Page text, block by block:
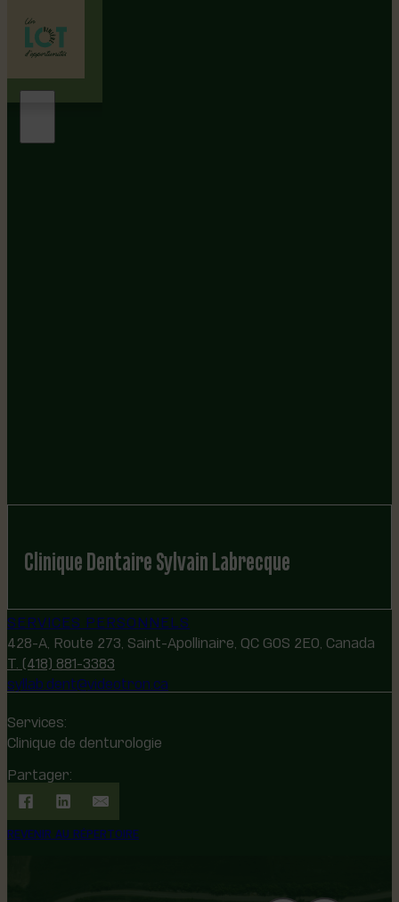
Clinique Dentaire Sylvain Labrecque
SERVICES PERSONNELS
428-A, Route 273, Saint-Apollinaire, QC G0S 2E0, Canada
T. (418) 881-3383
syllab.dent@videotron.ca
Services:
Clinique de denturologie
Partager:
REVENIR AU RÉPERTOIRE